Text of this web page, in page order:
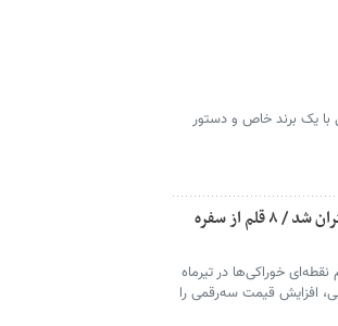
بودن ۵ فرآورده‌ روغنی با یک برند خاص و دستور
قیمت روغن ۲۶۱ درصد رشد کرد؛ گوشت ۱۴۵ درصد گران شد / ۸ قلم از سفره
نقطه‌ای خوراکی‌ها در تیرماه
افزایش قیمت سه‌رقمی را